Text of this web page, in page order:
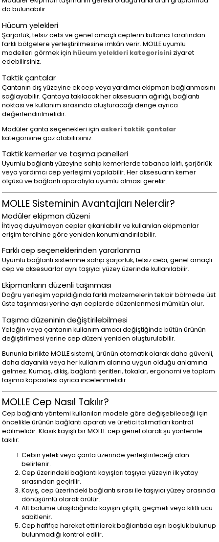
da bulunabilir.
Hücum yelekleri
Şarjörlük, telsiz cebi ve genel amaçlı ceplerin kullanıcı tarafından
farklı bölgelere yerleştirilmesine imkân verir. MOLLE uyumlu
modelleri görmek için hücum yelekleri kategorisini ziyaret
edebilirsiniz.
Taktik çantalar
Çantanın dış yüzeyine ek cep veya yardımcı ekipman bağlanmasını
sağlayabilir. Çantaya takılacak her aksesuarın ağırlığı, bağlantı
noktası ve kullanım sırasında oluşturacağı denge ayrıca
değerlendirilmelidir.
Modüler çanta seçenekleri için askeri taktik çantalar
kategorisine göz atabilirsiniz.
Taktik kemerler ve taşıma panelleri
Uyumlu bağlantı yüzeyine sahip kemerlerde tabanca kılıfı, şarjörlük
veya yardımcı cep yerleşimi yapılabilir. Her aksesuarın kemer
ölçüsü ve bağlantı aparatıyla uyumlu olması gerekir.
MOLLE Sisteminin Avantajları Nelerdir?
Modüler ekipman düzeni
İhtiyaç duyulmayan cepler çıkarılabilir ve kullanılan ekipmanlar
erişim tercihine göre yeniden konumlandırılabilir.
Farklı cep seçeneklerinden yararlanma
Uyumlu bağlantı sistemine sahip şarjörlük, telsiz cebi, genel amaçlı
cep ve aksesuarlar aynı taşıyıcı yüzey üzerinde kullanılabilir.
Ekipmanların düzenli taşınması
Doğru yerleşim yapıldığında farklı malzemelerin tek bir bölmede üst
üste taşınması yerine ayrı ceplerde düzenlenmesi mümkün olur.
Taşıma düzeninin değiştirilebilmesi
Yeleğin veya çantanın kullanım amacı değiştiğinde bütün ürünün
değiştirilmesi yerine cep düzeni yeniden oluşturulabilir.
Bununla birlikte MOLLE sistemi, ürünün otomatik olarak daha güvenli,
daha dayanıklı veya her kullanım alanına uygun olduğu anlamına
gelmez. Kumaş, dikiş, bağlantı şeritleri, tokalar, ergonomi ve toplam
taşıma kapasitesi ayrıca incelenmelidir.
MOLLE Cep Nasıl Takılır?
Cep bağlantı yöntemi kullanılan modele göre değişebileceği için
öncelikle ürünün bağlantı aparatı ve üretici talimatları kontrol
edilmelidir. Klasik kayışlı bir MOLLE cep genel olarak şu yöntemle
takılır:
Cebin yelek veya çanta üzerinde yerleştirileceği alan
belirlenir.
Cep üzerindeki bağlantı kayışları taşıyıcı yüzeyin ilk yatay
sırasından geçirilir.
Kayış, cep üzerindeki bağlantı sırası ile taşıyıcı yüzey arasında
dönüşümlü olarak örülür.
Alt bölüme ulaşıldığında kayışın çıtçıtlı, geçmeli veya kilitli ucu
sabitlenir.
Cep hafifçe hareket ettirilerek bağlantıda aşırı boşluk bulunup
bulunmadığı kontrol edilir.